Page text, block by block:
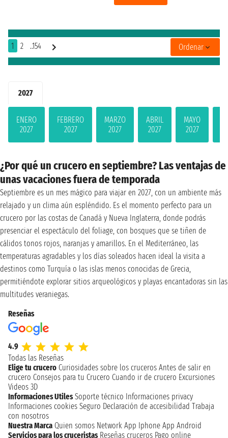
2027
ENERO
2027
FEBRERO
2027
MARZO
2027
ABRIL
2027
MAYO
2027
¿Por qué un crucero en septiembre? Las ventajas de
unas vacaciones fuera de temporada
Septiembre es un mes mágico para viajar en 2027, con un ambiente más
relajado y un clima aún espléndido. Es el momento perfecto para un
crucero por las costas de Canadá y Nueva Inglaterra, donde podrás
presenciar el espectáculo del foliage, con bosques que se tiñen de
cálidos tonos rojos, naranjas y amarillos. En el Mediterráneo, las
temperaturas agradables y los días soleados hacen ideal la visita a
destinos como Turquía o las islas menos conocidas de Grecia,
permitiéndote explorar sitios arqueológicos y playas encantadoras sin las
multitudes veraniegas.
1 2 ..154 Ordenar
Reseñas
4.9
Todas las Reseñas
Elige tu crucero Curiosidades sobre los cruceros Antes de salir en
crucero Consejos para tu Crucero Cuando ir de crucero Excursiones
Videos 3D
Informaciones Utiles Soporte técnico Informaciones privacy
Informaciones cookies Seguro Declaración de accesibilidad Trabaja
con nosotros
Nuestra Marca Quien somos Network App Iphone App Android
Servicios para los cruceristas Reseñas cruceros Pago online